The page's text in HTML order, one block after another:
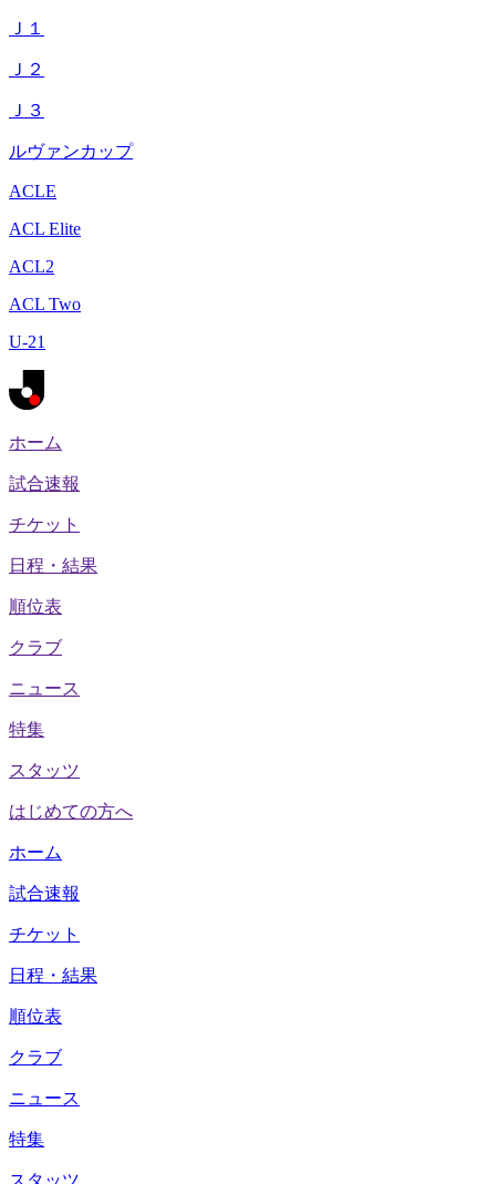
Ｊ１
Ｊ２
Ｊ３
ルヴァンカップ
ACLE
ACL Elite
ACL2
ACL Two
U-21
ホーム
試合速報
チケット
日程・結果
順位表
クラブ
ニュース
特集
スタッツ
はじめての方へ
ホーム
試合速報
チケット
日程・結果
順位表
クラブ
ニュース
特集
スタッツ